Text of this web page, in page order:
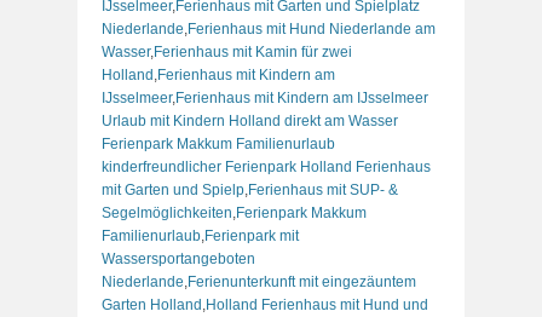
IJsselmeer, Ferienhaus mit Garten und Spielplatz
Niederlande Ferienhaus mit Hund Niederlande am
Wasser, Ferienhaus mit Kamin für zwei
Holland Ferienhaus mit Kindern am
IJsselmeer, Ferienhaus mit Kindern am IJsselmeer
Urlaub mit Kindern Holland direkt am Wasser
Ferienpark Makkum Familienurlaub
kinderfreundlicher Ferienpark Holland Ferienhaus
mit Garten und Spielp Ferienhaus mit SUP- &
Segelmöglichkeiten Ferienpark Makkum
Familienurlaub Ferienpark mit
Wassersportangeboten
Niederlande Ferienunterkunft mit eingezäuntem
Garten Holland Holland Ferienhaus mit Hund und